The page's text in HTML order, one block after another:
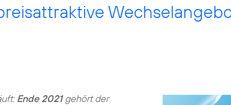
Ende 2021gehört der